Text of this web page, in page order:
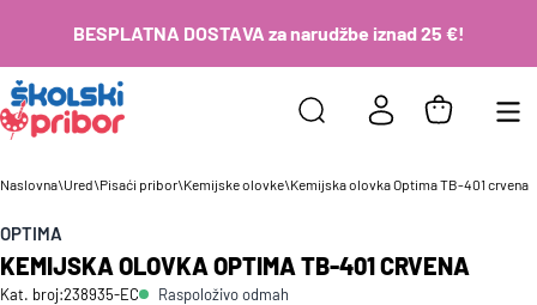
BESPLATNA DOSTAVA za narudžbe iznad 25 €!
Naslovna\Ured\Pisaći pribor\Kemijske olovke\Kemijska olovka Optima TB-401 crvena
OPTIMA
KEMIJSKA OLOVKA OPTIMA TB-401 CRVENA
Kat. broj:238935-EC Raspoloživo odmah